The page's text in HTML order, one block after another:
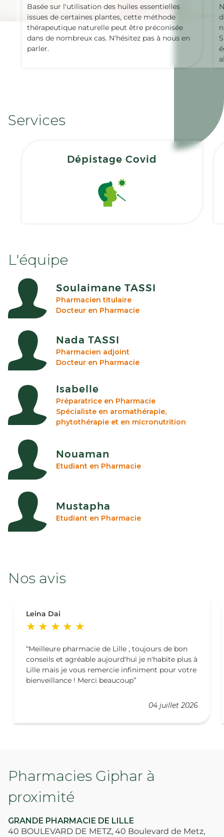
Basée sur l'utilisation des huiles essentielles
issues de certaines plantes, cette méthode
thérapeutique naturelle peut être préconisée
dans de nombreux cas. N'hésitez pas à nous en
parler.
Services
Dépistage Covid
L'équipe
Soulaimane TASSI
Pharmacien titulaire
Docteur en Pharmacie
Nada TASSI
Pharmacien adjoint
Docteur en Pharmacie
Isabelle
Préparatrice en Pharmacie
Spécialiste en aromathérapie,
phytothérapie et en micronutrition
Nouaman
Etudiant en Pharmacie
Mustapha
Etudiant en Pharmacie
Nos avis
Leina Dai
04 juillet 2026
Meilleure pharmacie de Lille , toujours de bon
conseils et agréable aujourd'hui je n'habite plus à
Lille mais je vous remercie infiniment pour votre
bienveillance ! Merci beaucoup
Pharmacies Giphar à
proximité
GRANDE PHARMACIE DE LILLE
40 BOULEVARD DE METZ, 40 Boulevard de Metz,